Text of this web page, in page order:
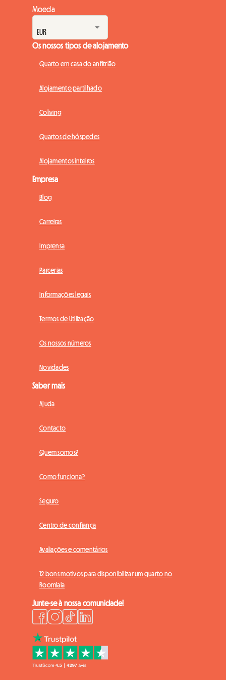
Moeda
Os nossos tipos de alojamento
Quarto em casa do anfitrião
Alojamento partilhado
Coliving
Quartos de hóspedes
Alojamentos inteiros
Empresa
Blog
Carreiras
Imprensa
Parcerias
Informações legais
Termos de Utilização
Os nossos números
Novidades
Saber mais
Ajuda
Contacto
Quem somos?
Como funciona?
Seguro
Centro de confiança
Avaliações e comentários
12 bons motivos para disponibilizar um quarto no
Roomlala
Junte-se à nossa comunidade!